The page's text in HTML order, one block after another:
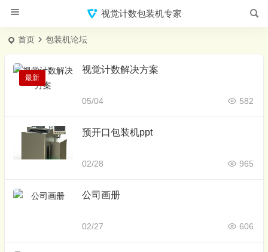
视觉计数包装机专家
首页 包装机论坛
最新
视觉计数解决方案
05/04 582
预开口包装机ppt
02/28 965
公司画册
02/27 606